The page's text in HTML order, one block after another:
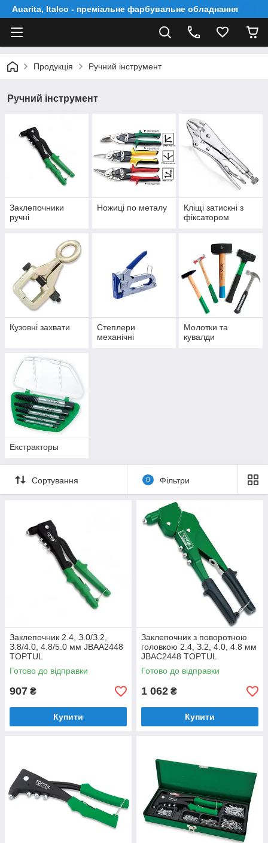
Auarita, Italco - преміальне фарбувальне обладнання
Продукція Ручний інструмент
Ручний інструмент
Заклепочники
ручні
Ножиці по металу
Кліщі затискні з
фіксатором
Кузовні захвати
Степлери
механічні
Молотки та
кувалди
Екcтpaктopы
Сортування 0 Фільтри
Зaклeпoчник 2.4, З.0/З.2,
З.8/4.0, 4.8/5.0 мм JBAA2448
TOPTUL
Готово до відправки
907 ₴
Купити
Заклепочник з поворотною
головкою 2.4, З.2, 4.0, 4.8 мм
JBAC2448 TOPTUL
Готово до відправки
1 062 ₴
Купити